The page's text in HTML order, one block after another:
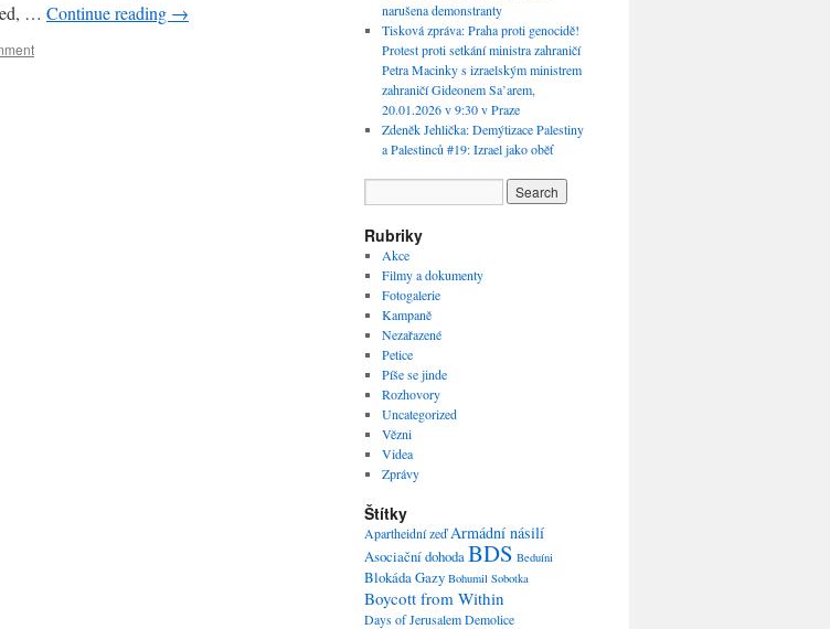
… Continue reading →
narušena demonstranty
Tisková zpráva: Praha proti genocidě!
Protest proti setkání ministra zahraničí
Petra Macinky s izraelským ministrem
zahraničí Gideonem Sa’arem,
20.01.2026 v 9:30 v Praze
Zdeněk Jehlička: Demýtizace Palestiny
a Palestinců #19: Izrael jako oběť
Rubriky
Akce
Filmy a dokumenty
Fotogalerie
Kampaně
Nezařazené
Petice
Píše se jinde
Rozhovory
Uncategorized
Vězni
Videa
Zprávy
Štítky
Apartheidní zeďArmádní násilí
Asociační dohodaBDS Beduíni
Blokáda Gazy Bohumil Sobotka
Boycott from Within
Days of JerusalemDemolice